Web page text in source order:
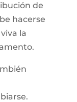
de
hacerse
la